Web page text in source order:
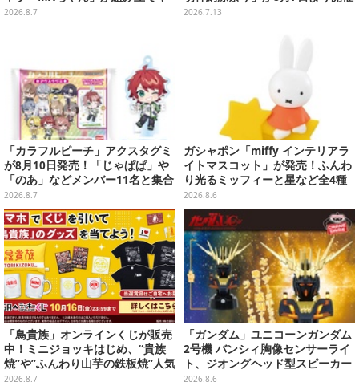
ット化―持ってるケースはレール
2026.8.7
決定
2026.7.13
「カラフルピーチ」アクスタグミ
が8月10日発売！「じゃぱぱ」や
「のあ」などメンバー11名と集合
デザイン全15種、ボールチェーン
付きでアクセサリーにも
2026.8.7
ガシャポン「miffy インテリアラ
イトマスコット」が発売！ふんわ
り光るミッフィーと星など全4種
ラインナップ
2026.8.6
「鳥貴族」オンラインくじが販売
中！ミニジョッキはじめ、“貴族
焼”や”ふんわり山芋の鉄板焼”人気
メニューTシャツなどラインナッ
2026.8.7
「ガンダム」ユニコーンガンダム
2号機 バンシィ胸像センサーライ
ト、ジオングヘッド型スピーカー
が順次プライズ展開！
2026.8.6